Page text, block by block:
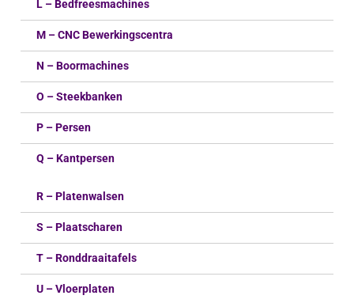
L – Bedfreesmachines
M – CNC Bewerkingscentra
N – Boormachines
O – Steekbanken
P – Persen
Q – Kantpersen
R – Platenwalsen
S – Plaatscharen
T – Ronddraaitafels
U – Vloerplaten